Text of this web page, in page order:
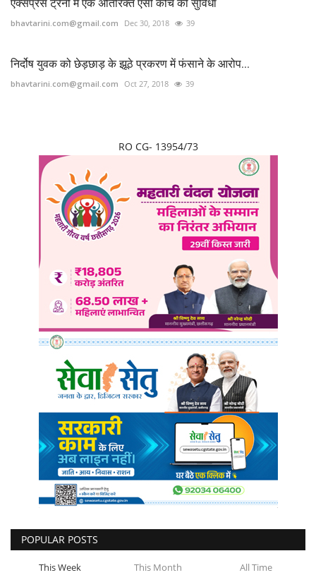
एक्सप्रेस ट्रेनों में एक अतिरिक्त एसी कोच की सुविधा
bhavtarini.com@gmail.com Dec 30, 2018 39
निर्दोष युवक को छेड़छाड़ के झूठे प्रकरण में फंसाने के आरोप...
bhavtarini.com@gmail.com Oct 27, 2018 39
RO CG- 13954/73
POPULAR POSTS
This Week This Month All Time